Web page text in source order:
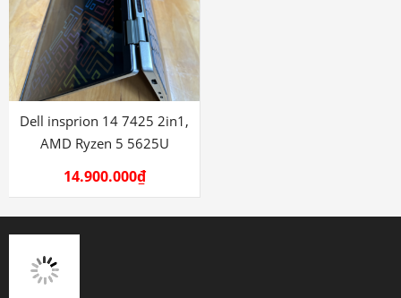
Dell insprion 14 7425 2in1,
AMD Ryzen 5 5625U
14.900.000₫